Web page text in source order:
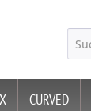
CURVED